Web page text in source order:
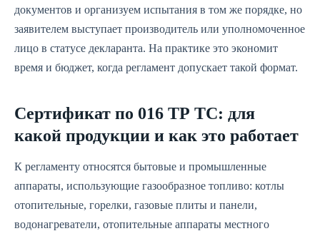
документов и организуем испытания в том же порядке, но
заявителем выступает производитель или уполномоченное
лицо в статусе декларанта. На практике это экономит
время и бюджет, когда регламент допускает такой формат.
Сертификат по 016 ТР ТС: для
какой продукции и как это работает
К регламенту относятся бытовые и промышленные
аппараты, использующие газообразное топливо: котлы
отопительные, горелки, газовые плиты и панели,
водонагреватели, отопительные аппараты местного